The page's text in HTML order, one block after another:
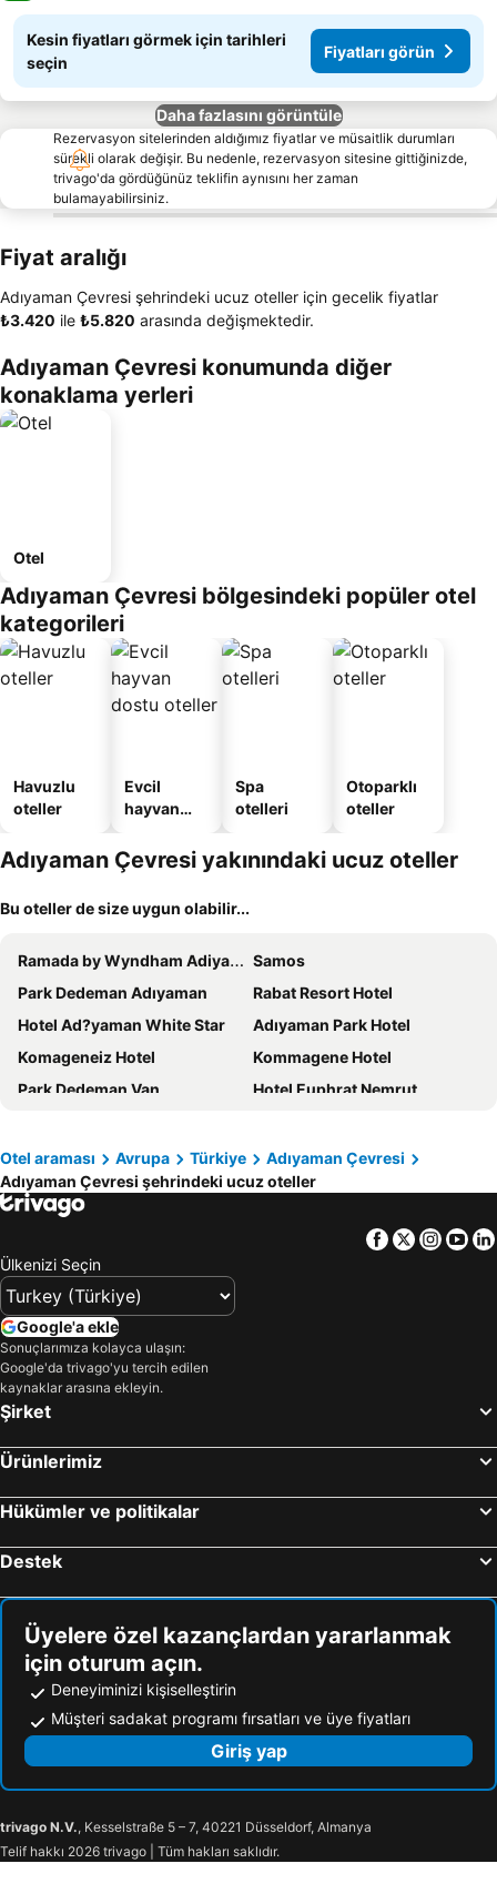
Kesin fiyatları görmek için tarihleri
seçin
Fiyatları görün
Daha fazlasını görüntüle
Rezervasyon sitelerinden aldığımız fiyatlar ve müsaitlik durumları
sürekli olarak değişir. Bu nedenle, rezervasyon sitesine gittiğinizde,
trivago'da gördüğünüz teklifin aynısını her zaman
bulamayabilirsiniz.
Fiyat aralığı
Adıyaman Çevresi şehrindeki ucuz oteller için gecelik fiyatlar
‎₺3.420 ile ‎₺5.820 arasında değişmektedir.
Adıyaman Çevresi konumunda diğer
konaklama yerleri
Otel
Adıyaman Çevresi bölgesindeki popüler otel
kategorileri
Havuzlu
oteller
Evcil
hayvan
oteller
Spa
otelleri
Otoparklı
oteller
Adıyaman Çevresi yakınındaki ucuz oteller
Bu oteller de size uygun olabilir...
Ramada by Wyndham Adiyaman
Samos
Park Dedeman Adıyaman
Rabat Resort Hotel
Hotel Ad?yaman White Star
Adıyaman Park Hotel
Komageneiz Hotel
Kommagene Hotel
Park Dedeman Van
Hotel Euphrat Nemrut
Vadi-I Leman Hotel
Tas Saray Bardakci Oteli
Karadut Pension Nemrut
Çeşme Butik Otel Restaurant Cafe
Yılmaz
Nemrut Tarihi Hotel
Otel araması Avrupa Türkiye
Adıyaman Çevresi
Adıyaman Çevresi şehrindeki ucuz oteller
Facebook
Twitter
Ülkenizi Seçin
Google'a ekle
Sonuçlarımıza kolayca ulaşın:
Google'da trivago'yu tercih edilen
kaynaklar arasına ekleyin.
Şirket
Ürünlerimiz
Hükümler ve politikalar
Destek
Üyelere özel kazançlardan yararlanmak
için oturum açın.
Deneyiminizi kişiselleştirin
Müşteri sadakat programı fırsatları ve üye fiyatları
Giriş yap
trivago N.V., Kesselstraße 5 – 7, 40221 Düsseldorf, Almanya
Telif hakkı 2026 trivago | Tüm hakları saklıdır.